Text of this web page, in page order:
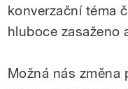
konverzační téma
hluboce zasaženo
Možná nás změna